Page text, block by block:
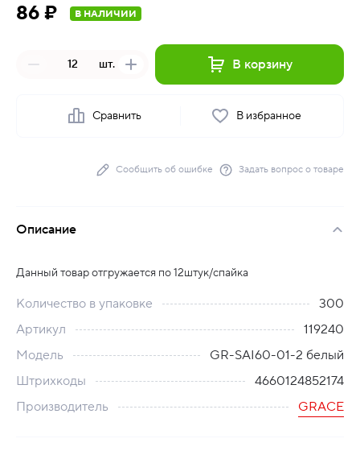
86 ₽ В НАЛИЧИИ
шт. В корзину
Сравнить В избранное
Сообщить об ошибке Задать вопрос о товаре
Описание
Данный товар отгружается по 12штук/спайка
Количество в упаковке
300
Артикул
119240
Модель
GR-SAI60-01-2 белый
Штрихкоды
4660124852174
Производитель
GRACE